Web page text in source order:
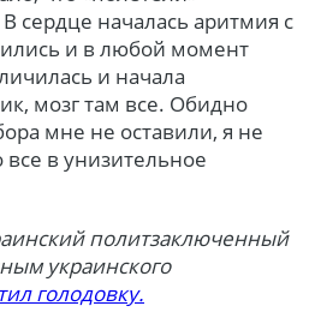
сердце началась аритмия с
и в любой момент
и начала
мозг там все. Обидно
мне не оставили, я не
в унизительное
политзаключенный
украинского
голодовку.